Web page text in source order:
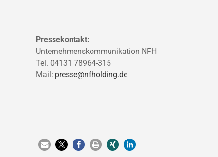
Pressekontakt:
Unternehmenskommunikation NFH
Tel. 04131 78964-315
Mail: presse@nfholding.de